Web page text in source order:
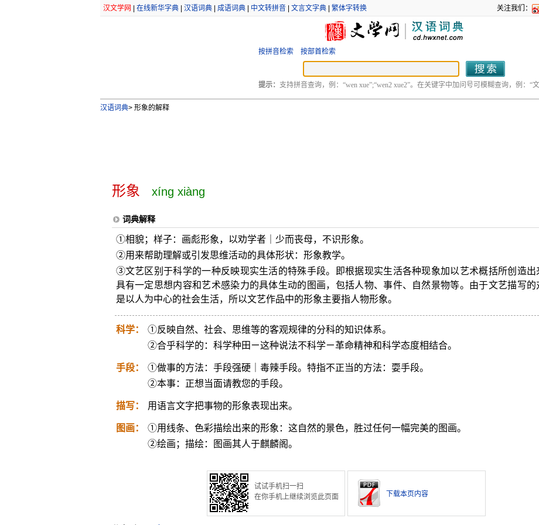
汉文学网 在线新华字典| 汉语词典| 成语词典| 中文转拼音| 文言文字典| 繁体字转换 关注我们：
按拼音检索 按部首检索
提示： 支持拼音查询，例：“wen xue”;“wen2 xue2”。在关键字中加问号可模糊查询，例：“文
汉语词典>形象的解释
形象 xíng xiàng
词典解释
①相貌；样子：画彪形象，以劝学者｜少而丧母，不识形象。
②用来帮助理解或引发思维活动的具体形状：形象教学。
③文艺区别于科学的一种反映现实生活的特殊手段。即根据现实生活各种现象加以艺术概括所创造出
具有一定思想内容和艺术感染力的具体生动的图画，包括人物、事件、自然景物等。由于文艺描写的
是以人为中心的社会生活，所以文艺作品中的形象主要指人物形象。
科学：
①反映自然、社会、思维等的客观规律的分科的知识体系。
②合乎科学的：科学种田ㄧ这种说法不科学ㄧ革命精神和科学态度相结合。
手段：
①做事的方法：手段强硬｜毒辣手段。特指不正当的方法：耍手段。
②本事：正想当面请教您的手段。
描写： 用语言文字把事物的形象表现出来。
图画：
①用线条、色彩描绘出来的形象：这自然的景色，胜过任何一幅完美的图画。
②绘画；描绘：图画其人于麒麟阁。
试试手机扫一扫
在你手机上继续浏览此页面
下载本页内容